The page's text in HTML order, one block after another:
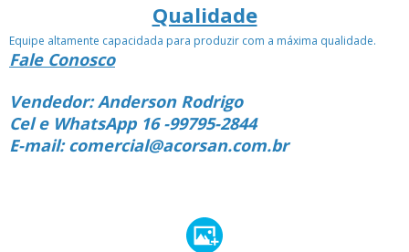
Qualidade
Equipe altamente capacidada para produzir com a máxima qualidade.
Fale Conosco
Vendedor: Anderson Rodrigo
Cel e WhatsApp 16 -99795-2844
E-mail: comercial@acorsan.com.br